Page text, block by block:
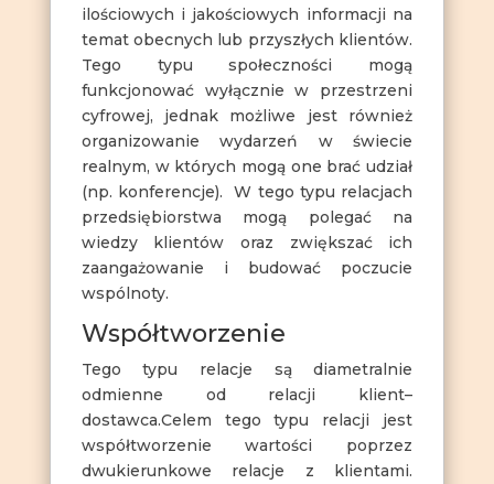
ilościowych i jakościowych informacji na
temat obecnych lub przyszłych klientów.
Tego typu społeczności mogą
funkcjonować wyłącznie w przestrzeni
cyfrowej, jednak możliwe jest również
organizowanie wydarzeń w świecie
realnym, w których mogą one brać udział
(np. konferencje). W tego typu relacjach
przedsiębiorstwa mogą polegać na
wiedzy klientów oraz zwiększać ich
zaangażowanie i budować poczucie
wspólnoty.
Współtworzenie
Tego typu relacje są diametralnie
odmienne od relacji klient–
dostawca.Celem tego typu relacji jest
współtworzenie wartości poprzez
dwukierunkowe relacje z klientami.